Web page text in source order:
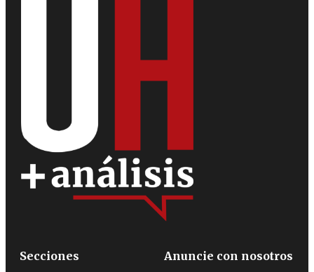
Secciones
Anuncie con nosotros